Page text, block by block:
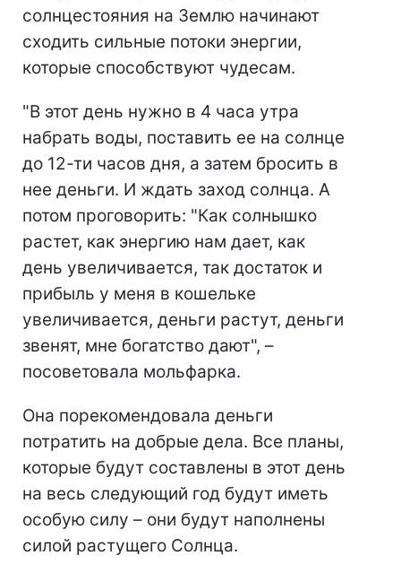
солнцестояния на Землю начинают
сходить сильные потоки энергии,
которые способствуют чудесам.
"В этот день нужно в 4 часа утра
набрать воды, поставить ее на солнце
до 12-ти часов дня, а затем бросить в
нее деньги. И ждать заход солнца. А
потом проговорить: "Как солнышко
растет, как энергию нам дает, как
день увеличивается, так достаток и
прибыль у меня в кошельке
увеличивается, деньги растут, деньги
звенят, мне богатство дают", –
посоветовала мольфарка.
Она порекомендовала деньги
потратить на добрые дела. Все планы,
которые будут составлены в этот день
на весь следующий год будут иметь
особую силу – они будут наполнены
силой растущего Солнца.